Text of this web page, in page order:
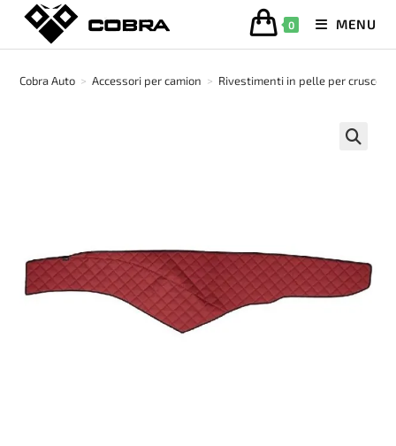
Salta
contenuto
0 MENU
Cobra Auto > Accessori per camion > Rivestimenti in pelle per